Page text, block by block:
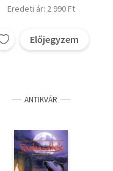
Eredeti ár: 2 990 Ft
Előjegyzem
ANTIKVÁR